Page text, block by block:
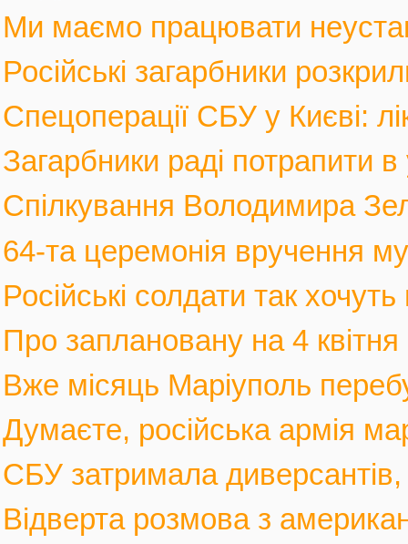
Ми маємо працювати
Російські загарбники
Спецоперації СБУ у Києві:
Загарбники раді потрапити
Спілкування Володимира
64-та церемонія вручення
Російські солдати так
Про заплановану на 4
Вже місяць Маріуполь
Думаєте, російська армія
СБУ затримала диверсантів,
Відверта розмова з